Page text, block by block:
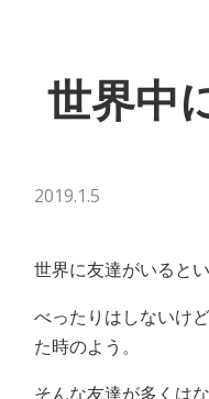
世界中
2019.1.5
世界に友達がいるとい
べったりはしないけ
た時のよう。
そんな友達が多くは